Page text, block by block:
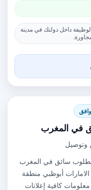
الوظيفة داخل دولتك في مدينة
في المغرب
وتوصيل
سائق في المغرب
أبوظبي منطقة
كافية إعلانات